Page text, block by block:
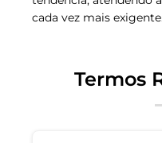
cada vez mais
Termos